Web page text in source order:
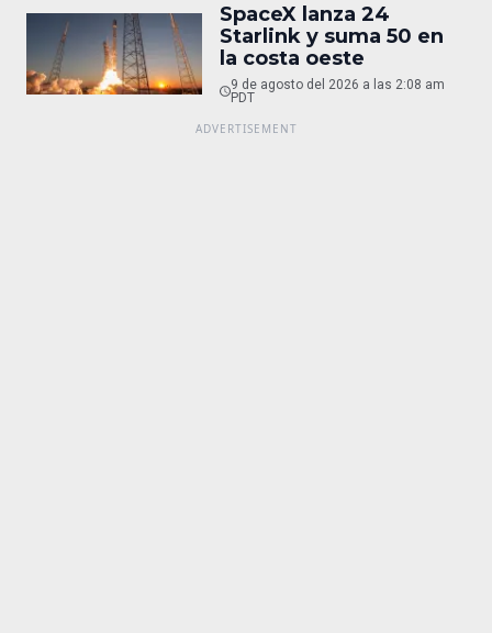
SpaceX lanza 24
Starlink y suma 50 en
la costa oeste
9 de agosto del 2026 a las 2:08 am
PDT